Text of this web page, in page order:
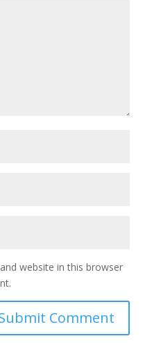
website in this browser